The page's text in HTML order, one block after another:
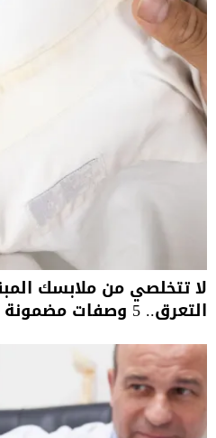
لا تتخلصي من ملابسك
التعرق.. 5 وصفات مضمونة